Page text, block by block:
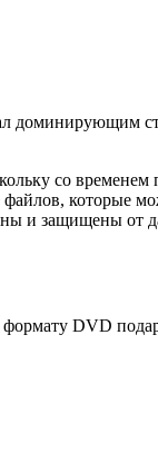
доминирующим
со временем
которые
и защищены от
DVD